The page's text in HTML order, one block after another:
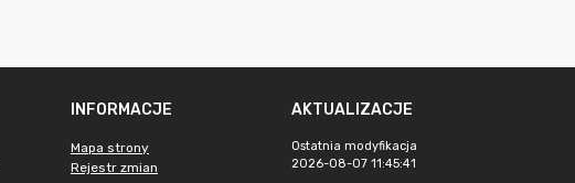
INFORMACJE
Mapa strony
Rejestr zmian
AKTUALIZACJE
Ostatnia modyfikacja
2026-08-07 11:45:41